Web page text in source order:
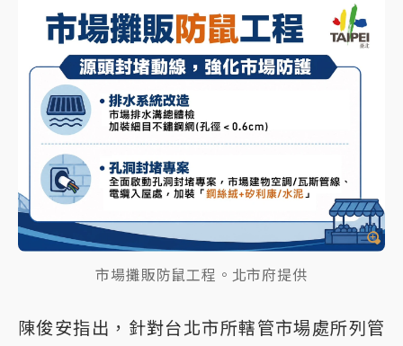
市場攤販防鼠工程。北市府提供
陳俊安指出，針對台北市所轄管市場處所列管